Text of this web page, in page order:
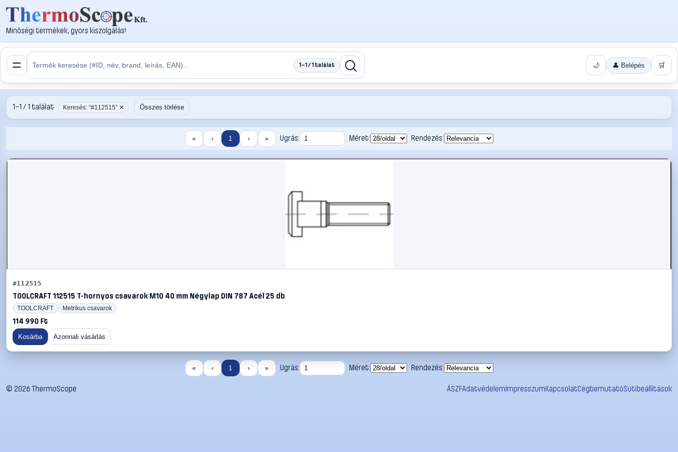
Minőségi termékek, gyors kiszolgálás!
1–1 / 1 találat 🌙 👤 Belépés 🛒
1–1 / 1 találat Keresés: “#112515” ✕ Összes törlése
« ‹ 1 › » Ugrás: Méret: Rendezés:
#112515
TOOLCRAFT 112515 T-hornyos csavarok M10 40 mm Négylap DIN 787 Acél 25 db
TOOLCRAFT Metrikus csavarok
114 990 Ft
Kosárba Azonnali vásárlás
« ‹ 1 › » Ugrás: Méret: Rendezés:
© 2026 ThermoScope ÁSZFAdatvédelemImpresszumKapcsolatCégbemutatóSütibeállítások